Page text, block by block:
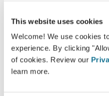
This website uses cookies
Welcome! We use cookies
experience. By clicking
of cookies. Review our
learn more.
hài lòng với phẫu
ảnh mô phỏng 3D
*Khảo sát trực tuyến được tiến